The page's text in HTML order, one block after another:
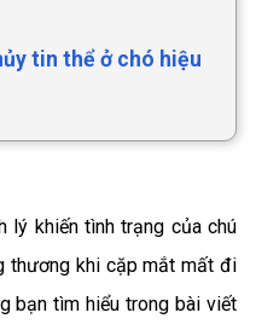
tin thể ở chó hiệu
lý khiến tình trạng của chú
thương khi cặp mắt mất đi
bạn tìm hiểu trong bài viết